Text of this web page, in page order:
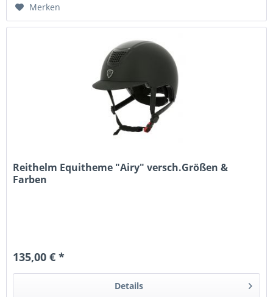
Merken
Reithelm Equitheme "Airy" versch.Größen &
Farben
135,00 € *
Details